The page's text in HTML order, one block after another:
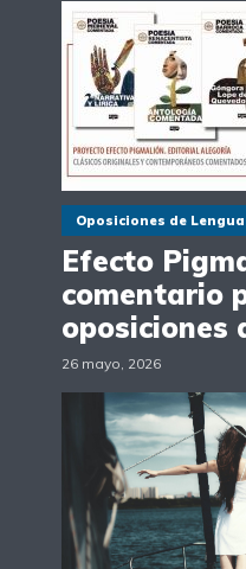
Oposiciones de
Efecto
comentario
oposiciones
26 mayo, 2026